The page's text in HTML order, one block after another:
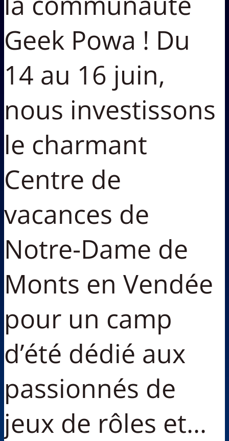
Geek Powa ! Du
14 au 16 juin,
nous investissons
le charmant
Centre de
vacances de
Notre-Dame de
Monts en Vendée
pour un camp
d’été dédié aux
passionnés de
jeux de rôles et...